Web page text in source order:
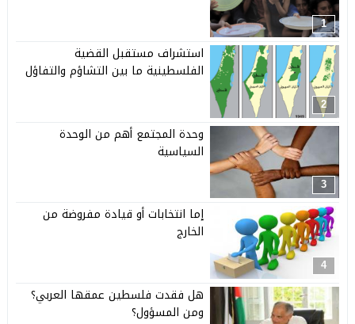
1
2
استشراف مستقبل القضية
الفلسطينية ما بين التشاؤم والتفاؤل
3
وحدة المجتمع أهم من الوحدة
السياسية
4
إما انتخابات أو قيادة مفروضة من
الخارج
هل فقدت فلسطين عمقها العربي؟
ومن المسؤول؟